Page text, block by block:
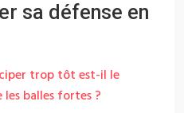
sa défense en
trop tôt est-il le
balles fortes ?